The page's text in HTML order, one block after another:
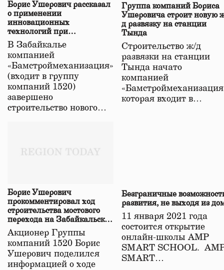
Борис Ушерович рассказал
о применении
инновационных
технологий при
строительстве нового моста
в Забайкалье
В Забайкалье
компанией
«Бамстроймеханизация»
(входит в группу
компаний 1520)
завершено
строительство нового…
Группа компаний Бориса
Ушеровича строит новую
д развязку на станции
Тында
Строительство ж/д
развязки на станции
Тында начато
компанией
которая входит в…
Борис Ушерович
прокомментировал ход
строительства мостового
перехода на Забайкальской
железной дороге
Акционер Группы
компаний 1520 Борис
Ушерович поделился
информацией о ходе
Безграничные
развития, не выходя из
11 января 2021 года
состоится открытие
онлайн-школы АМР
SMART SCHOOL.
SMART…